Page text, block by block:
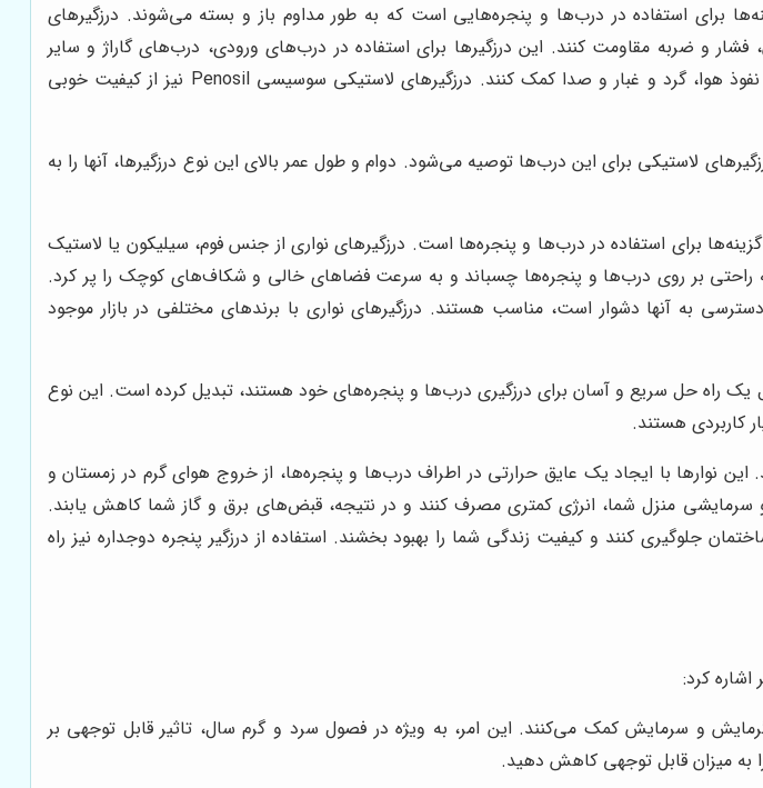
برای استفاده در درب‌ها و پنجره‌هایی است که به طور مداوم باز و بسته می‌شوند. درزگیرهای
و ضربه مقاومت کنند. این درزگیرها برای استفاده در درب‌های ورودی، درب‌های گاراژ و سایر
درب‌هایی که به طور مداوم استفاده می‌شوند، مناسب هستند و می‌توانند به جلوگیری از نفوذ هوا، گرد و غبار و صدا کمک کنند. درزگیرهای لاستیکی سوسیسی Penosil نیز از کیفیت خوبی
لاستیکی برای این درب‌ها توصیه می‌شود. دوام و طول عمر بالای این نوع درزگیرها، آنها را به
برای استفاده در درب‌ها و پنجره‌ها است. درزگیرهای نواری از جنس فوم، سیلیکون یا لاستیک
راحتی بر روی درب‌ها و پنجره‌ها چسباند و به سرعت فضاهای خالی و شکاف‌های کوچک را پر کرد.
به آنها دشوار است، مناسب هستند. درزگیرهای نواری با برندهای مختلفی در بازار موجود
یک راه حل سریع و آسان برای درزگیری درب‌ها و پنجره‌های خود هستند، تبدیل کرده است. این نوع
کاربردی هستند.
نوارها با ایجاد یک عایق حرارتی در اطراف درب‌ها و پنجره‌ها، از خروج هوای گرم در زمستان و
منزل شما، انرژی کمتری مصرف کنند و در نتیجه، قبض‌های برق و گاز شما کاهش یابند.
جلوگیری کنند و کیفیت زندگی شما را بهبود بخشند. استفاده از درزگیر پنجره دوجداره نیز راه
اشاره کرد:
و سرمایش کمک می‌کنند. این امر، به ویژه در فصول سرد و گرم سال، تاثیر قابل توجهی بر
به میزان قابل توجهی کاهش دهید.